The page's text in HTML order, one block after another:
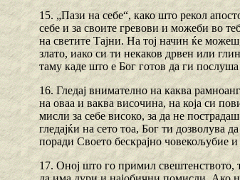
15. „Пази на себе“, како што рекол
себе и за своите гревови и можеби во
на светите Тајни. На тој начин ќе
злато, иако си ти некаков дрвен или
таму каде што е Бог готов да ги
16. Гледај внимателно на каква
на оваа и ваква височина, на која си
мисли за себе високо, за да не
гледајќи на сето тоа, Бог ти дозволува
поради Своето бескрајно човекољубие
17. Оној што го примил свештенството,